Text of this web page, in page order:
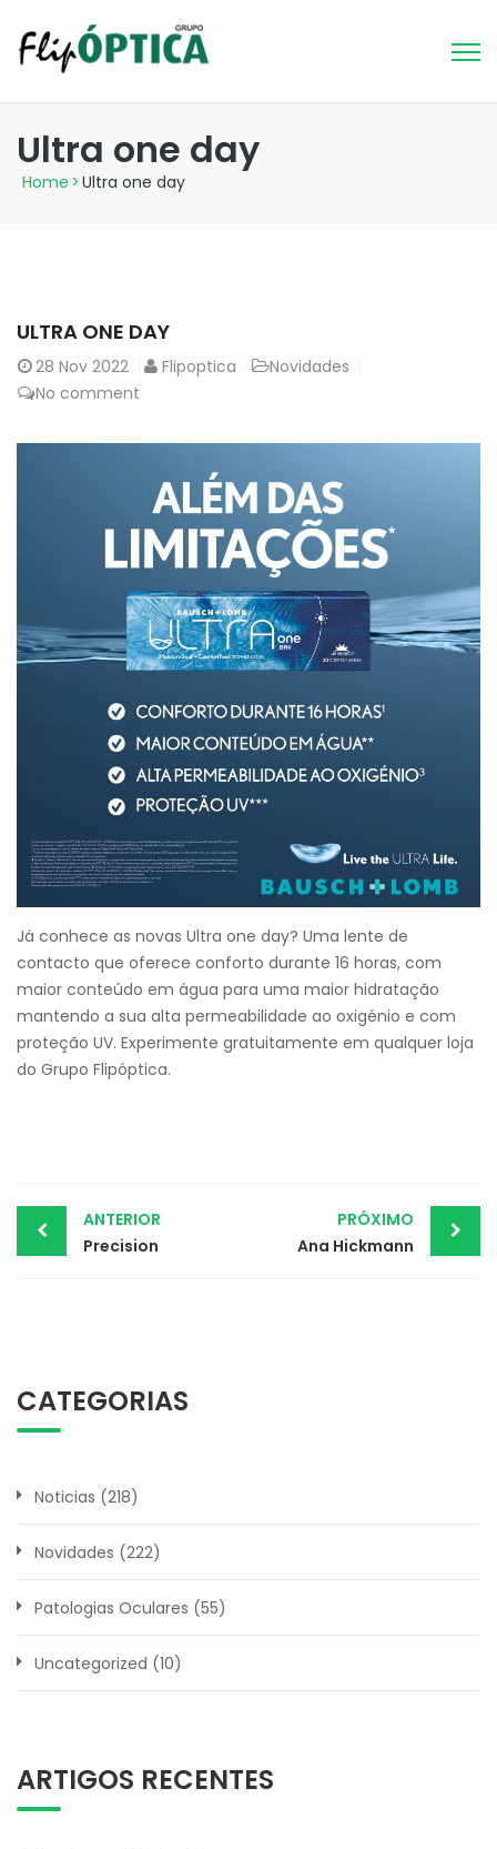
Ultra one day
Home > Ultra one day
ULTRA ONE DAY
28 Nov 2022 Flipoptica
Novidades
No comment
Já conhece as novas Ultra one day? Uma lente de
contacto que oferece conforto durante 16 horas, com
maior conteúdo em água para uma maior hidratação
mantendo a sua alta permeabilidade ao oxigénio e com
proteção UV. Experimente gratuitamente em qualquer loja
do Grupo Flipóptica.
Post
navigation
ANTERIOR
Precision
PRÓXIMO
Ana Hickmann
CATEGORIAS
Noticias (218)
Novidades (222)
Patologias Oculares (55)
Uncategorized (10)
ARTIGOS RECENTES